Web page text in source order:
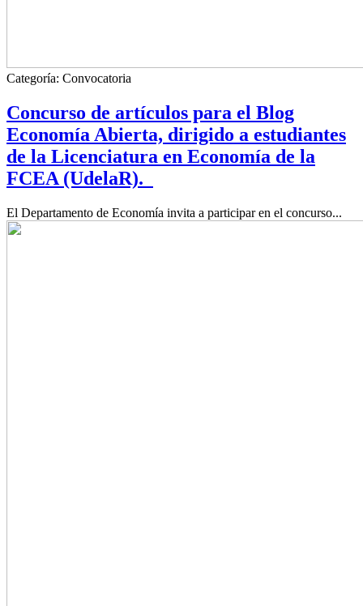
Categoría: Convocatoria
Concurso de artículos para el Blog
Economía Abierta, dirigido a estudiantes
de la Licenciatura en Economía de la
FCEA (UdelaR).
El Departamento de Economía invita a participar en el concurso...